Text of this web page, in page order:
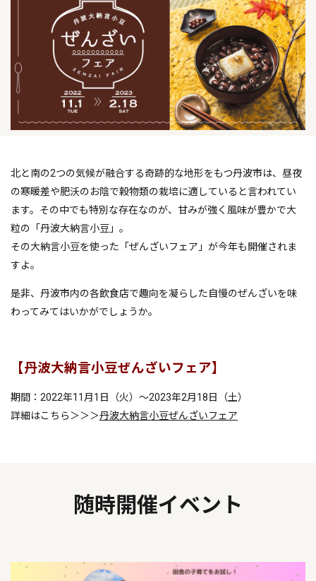
北と南の2つの気候が融合する奇跡的な地形をもつ丹波市は、昼夜
の寒暖差や肥沃のお陰で穀物類の栽培に適していると言われてい
ます。その中でも特別な存在なのが、甘みが強く風味が豊かで大
粒の「丹波大納言小豆」。
その大納言小豆を使った「ぜんざいフェア」が今年も開催されま
すよ。
是非、丹波市内の各飲食店で趣向を凝らした自慢のぜんざいを味
わってみてはいかがでしょうか。
【丹波大納言小豆ぜんざいフェア】
期間：2022年11月1日（火）～2023年2月18日（土）
詳細はこちら＞＞＞丹波大納言小豆ぜんざいフェア
随時開催イベント